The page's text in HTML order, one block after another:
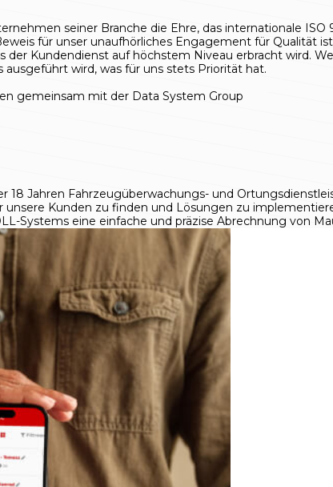
seiner Branche die Ehre, das internationale
für unser unaufhörliches Engagement für Qualität
der Kundendienst auf höchstem Niveau erbracht wird.
wird, was für uns stets Priorität hat.
gemeinsam mit der Data System Group
18 Jahren Fahrzeugüberwachungs- und
unsere Kunden zu finden und Lösungen zu
Systems eine einfache und präzise Abrechnung von